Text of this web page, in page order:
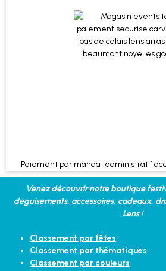
Paiement par mandat administratif
Venez découvrir notre boutique
déguisements, accessoires, cadeaux,
Lens !
Classement par fêtes
Classement par thématiques
Classement par couleurs